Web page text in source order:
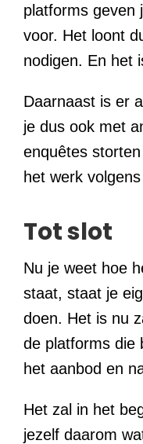
platforms geven
voor. Het loont
nodigen. En het
Daarnaast is er
je dus ook met
enquêtes
het werk
Tot slot
Nu je weet hoe
staat, staat je
doen. Het is nu
de platforms die
het aanbod en
Het zal in het
jezelf daarom